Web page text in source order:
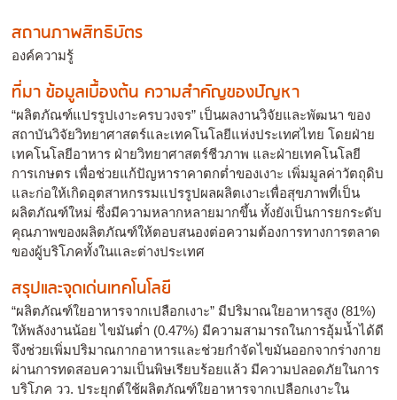
สถานภาพสิทธิบัตร
องค์ความรู้
ที่มา ข้อมูลเบื้องต้น ความสำคัญของปัญหา
“ผลิตภัณฑ์แปรรูปเงาะครบวงจร” เป็นผลงานวิจัยและพัฒนา ของ
สถาบันวิจัยวิทยาศาสตร์และเทคโนโลยีแห่งประเทศไทย โดยฝ่าย
เทคโนโลยีอาหาร ฝ่ายวิทยาศาสตร์ชีวภาพ และฝ่ายเทคโนโลยี
การเกษตร เพื่อช่วยแก้ปัญหาราคาตกต่ำของเงาะ เพิ่มมูลค่าวัตถุดิบ
และก่อให้เกิดอุตสาหกรรมแปรรูปผลผลิตเงาะเพื่อสุขภาพที่เป็น
ผลิตภัณฑ์ใหม่ ซึ่งมีความหลากหลายมากขึ้น ทั้งยังเป็นการยกระดับ
คุณภาพของผลิตภัณฑ์ให้ตอบสนองต่อความต้องการทางการตลาด
ของผู้บริโภคทั้งในและต่างประเทศ
สรุปและจุดเด่นเทคโนโลยี
“ผลิตภัณฑ์ใยอาหารจากเปลือกเงาะ” มีปริมาณใยอาหารสูง (81%)
ให้พลังงานน้อย ไขมันต่ำ (0.47%) มีความสามารถในการอุ้มน้ำได้ดี
จึงช่วยเพิ่มปริมาณกากอาหารและช่วยกำจัดไขมันออกจากร่างกาย
ผ่านการทดสอบความเป็นพิษเรียบร้อยแล้ว มีความปลอดภัยในการ
บริโภค วว. ประยุกต์ใช้ผลิตภัณฑ์ใยอาหารจากเปลือกเงาะใน